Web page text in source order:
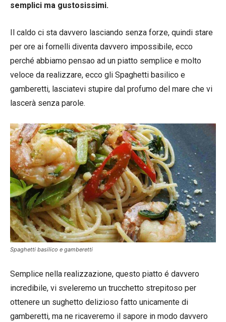
semplici ma gustosissimi.
Il caldo ci sta davvero lasciando senza forze, quindi stare
per ore ai fornelli diventa davvero impossibile, ecco
perché abbiamo pensao ad un piatto semplice e molto
veloce da realizzare, ecco gli Spaghetti basilico e
gamberetti, lasciatevi stupire dal profumo del mare che vi
lascerà senza parole.
Spaghetti basilico e gamberetti
Semplice nella realizzazione, questo piatto é davvero
incredibile, vi sveleremo un trucchetto strepitoso per
ottenere un sughetto delizioso fatto unicamente di
gamberetti, ma ne ricaveremo il sapore in modo davvero